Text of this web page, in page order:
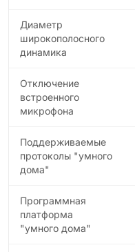
Диаметр
широкополосного
динамика
Отключение
встроенного
микрофона
Поддерживаемые
протоколы "умного
дома"
Программная
платформа
"умного дома"